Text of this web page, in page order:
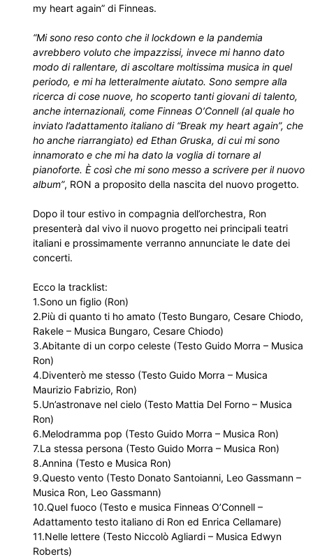
my heart again” di Finneas.
“Mi sono reso conto che il lockdown e la pandemia
avrebbero voluto che impazzissi, invece mi hanno dato
modo di rallentare, di ascoltare moltissima musica in quel
periodo, e mi ha letteralmente aiutato. Sono sempre alla
ricerca di cose nuove, ho scoperto tanti giovani di talento,
anche internazionali, come Finneas O’Connell (al quale ho
inviato l’adattamento italiano di “Break my heart again”, che
ho anche riarrangiato) ed Ethan Gruska, di cui mi sono
innamorato e che mi ha dato la voglia di tornare al
pianoforte. È così che mi sono messo a scrivere per il nuovo
album”, RON a proposito della nascita del nuovo progetto.
Dopo il tour estivo in compagnia dell’orchestra, Ron
presenterà dal vivo il nuovo progetto nei principali teatri
italiani e prossimamente verranno annunciate le date dei
concerti.
Ecco la tracklist:
1.Sono un figlio (Ron)
2.Più di quanto ti ho amato (Testo Bungaro, Cesare Chiodo,
Rakele – Musica Bungaro, Cesare Chiodo)
3.Abitante di un corpo celeste (Testo Guido Morra – Musica
Ron)
4.Diventerò me stesso (Testo Guido Morra – Musica
Maurizio Fabrizio, Ron)
5.Un’astronave nel cielo (Testo Mattia Del Forno – Musica
Ron)
6.Melodramma pop (Testo Guido Morra – Musica Ron)
7.La stessa persona (Testo Guido Morra – Musica Ron)
8.Annina (Testo e Musica Ron)
9.Questo vento (Testo Donato Santoianni, Leo Gassmann –
Musica Ron, Leo Gassmann)
10.Quel fuoco (Testo e musica Finneas O’Connell –
Adattamento testo italiano di Ron ed Enrica Cellamare)
11.Nelle lettere (Testo Niccolò Agliardi – Musica Edwyn
Roberts)